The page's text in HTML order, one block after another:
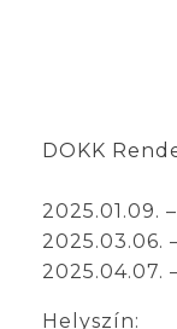
DOKK
2025.01.09.
2025.03.06.
2025.04.07.
Helyszín: